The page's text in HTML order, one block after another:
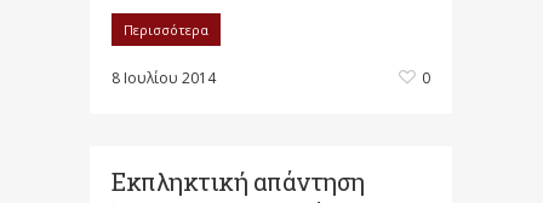
Περισσότερα
8 Ιουλίου 2014 0
Εκπληκτική απάντηση